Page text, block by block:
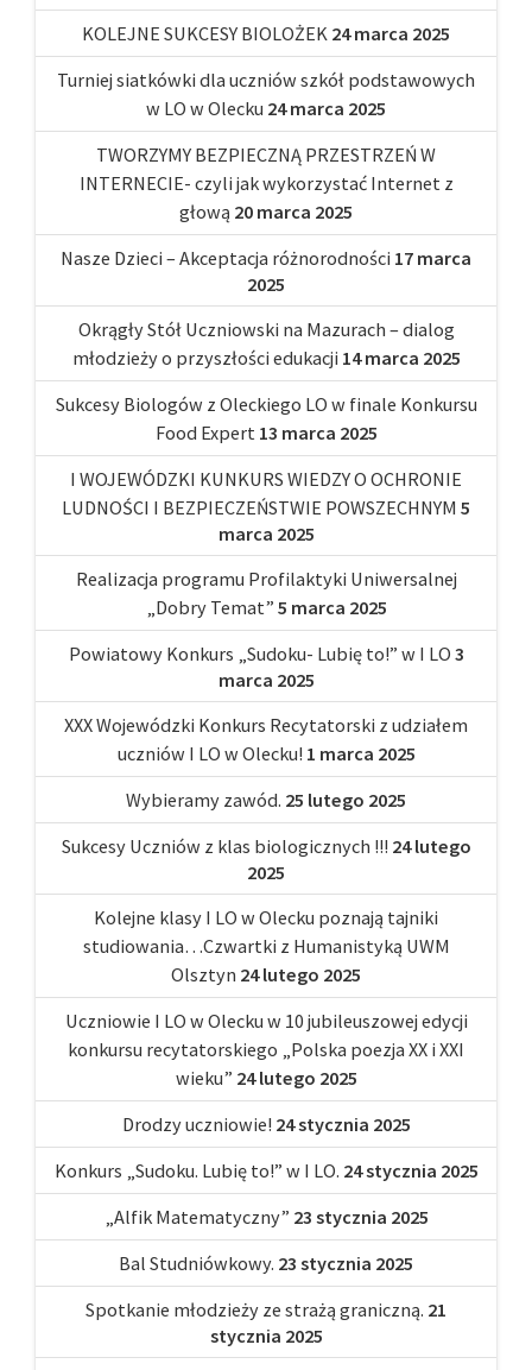
KOLEJNE SUKCESY BIOLOŻEK 24 marca 2025
Turniej siatkówki dla uczniów szkół podstawowych
w LO w Olecku 24 marca 2025
TWORZYMY BEZPIECZNĄ PRZESTRZEŃ W
INTERNECIE- czyli jak wykorzystać Internet z
głową 20 marca 2025
Nasze Dzieci – Akceptacja różnorodności 17 marca
2025
Okrągły Stół Uczniowski na Mazurach – dialog
młodzieży o przyszłości edukacji 14 marca 2025
Sukcesy Biologów z Oleckiego LO w finale Konkursu
Food Expert 13 marca 2025
I WOJEWÓDZKI KUNKURS WIEDZY O OCHRONIE
LUDNOŚCI I BEZPIECZEŃSTWIE POWSZECHNYM 5
marca 2025
Realizacja programu Profilaktyki Uniwersalnej
„Dobry Temat” 5 marca 2025
Powiatowy Konkurs „Sudoku- Lubię to!” w I LO 3
marca 2025
XXX Wojewódzki Konkurs Recytatorski z udziałem
uczniów I LO w Olecku! 1 marca 2025
Wybieramy zawód. 25 lutego 2025
Sukcesy Uczniów z klas biologicznych !!! 24 lutego
2025
Kolejne klasy I LO w Olecku poznają tajniki
studiowania…Czwartki z Humanistyką UWM
Olsztyn 24 lutego 2025
Uczniowie I LO w Olecku w 10 jubileuszowej edycji
konkursu recytatorskiego „Polska poezja XX i XXI
wieku” 24 lutego 2025
Drodzy uczniowie! 24 stycznia 2025
Konkurs „Sudoku. Lubię to!” w I LO. 24 stycznia 2025
„Alfik Matematyczny” 23 stycznia 2025
Bal Studniówkowy. 23 stycznia 2025
Spotkanie młodzieży ze strażą graniczną. 21
stycznia 2025